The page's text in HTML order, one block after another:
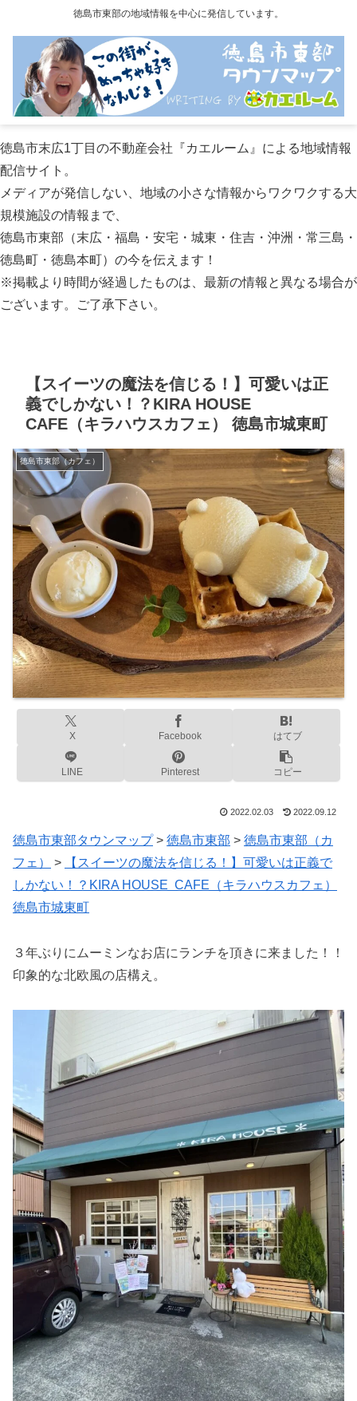
徳島市東部の地域情報を中心に発信しています。
徳島市末広1丁目の不動産会社『カエルーム』による地域情報
配信サイト。
メディアが発信しない、地域の小さな情報からワクワクする大
規模施設の情報まで、
徳島市東部（末広・福島・安宅・城東・住吉・沖洲・常三島・
徳島町・徳島本町）の今を伝えます！
※掲載より時間が経過したものは、最新の情報と異なる場合が
ございます。ご了承下さい。
【スイーツの魔法を信じる！】可愛いは正
義でしかない！？KIRA HOUSE
CAFE（キラハウスカフェ） 徳島市城東町
徳島市東部（カフェ）
X Facebook はてブ
LINE Pinterest コピー
2022.02.03 2022.09.12
徳島市東部タウンマップ> 徳島市東部 > 徳島市東部（カ
フェ）
>
【スイーツの魔法を信じる！】可愛いは正義で
しかない！？KIRA HOUSE CAFE（キラハウスカフェ）
徳島市城東町
３年ぶりにムーミンなお店にランチを頂きに来ました！！
印象的な北欧風の店構え。